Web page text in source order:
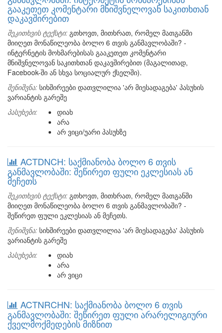
გააკეთეთ კომენტარი მნიშვნელოვან საკითხთან
დაკავშირებით
შეკითხვის ტექსტი: გთხოვთ, მითხრათ, რომელ მათგანში
მიიღეთ მონაწილეობა ბოლო 6 თვის განმავლობაში? -
ინტერნეტის მოხმარებისას გააკეთეთ კომენტარი
მნიშვნელოვან საკითხთან დაკავშირებით (მაგალითად,
Facebook-ში ან სხვა სოციალურ ქსელში).
შენიშვნა: სიხშირეები დათვლილია 'არ მიესადაგება' პასუხის
ვარიანტის გარეშე
პასუხები:
დიახ
არა
არ ვიცი/უარი პასუხზე
ACTDNCH: საქმიანობა ბოლო 6 თვის
განმავლობაში: შეწირეთ ფული ეკლესიას ან
მეჩეთს
შეკითხვის ტექსტი: გთხოვთ, მითხრათ, რომელ მათგანში
მიიღეთ მონაწილეობა ბოლო 6 თვის განმავლობაში? -
შეწირეთ ფული ეკლესიას ან მეჩეთს.
შენიშვნა: სიხშირეები დათვლილია 'არ მიესადაგება' პასუხის
ვარიანტის გარეშე
პასუხები:
დიახ
არა
არ ვიცი
ACTNRCHN: საქმიანობა ბოლო 6 თვის
განმავლობაში: შეწირეთ ფული არარელიგიური
ქველმოქმედების მიზნით